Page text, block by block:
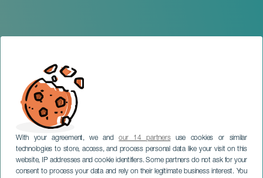
With your agreement, we andour 14 partnersuse cookies or similar
technologies to store, access, and process personal data like your visit on this
website, IP addresses and cookie identifiers. Some partners do not ask for your
consent to process your data and rely on their legitimate business interest. You
LA GOMERA